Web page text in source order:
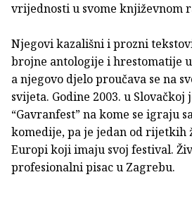
vrijednosti u svome književnom
Njegovi kazališni i prozni
brojne antologije i hrestomatije
a njegovo djelo proučava se na
svijeta. Godine 2003. u
“Gavranfest” na kome se igraju
komedije, pa je jedan od rijetkih
Europi koji imaju svoj festival.
profesionalni pisac u Zagrebu.